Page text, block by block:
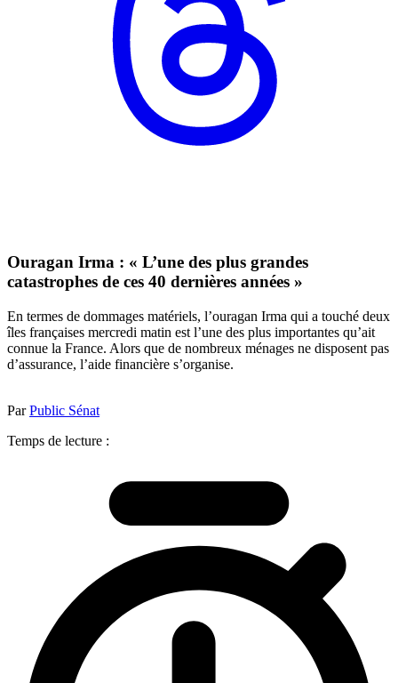
Ouragan Irma : « L’une des plus grandes
catastrophes de ces 40 dernières années »
En termes de dommages matériels, l’ouragan Irma qui a touché deux
îles françaises mercredi matin est l’une des plus importantes qu’ait
connue la France. Alors que de nombreux ménages ne disposent pas
d’assurance, l’aide financière s’organise.
ParPublic Sénat
Temps de lecture :